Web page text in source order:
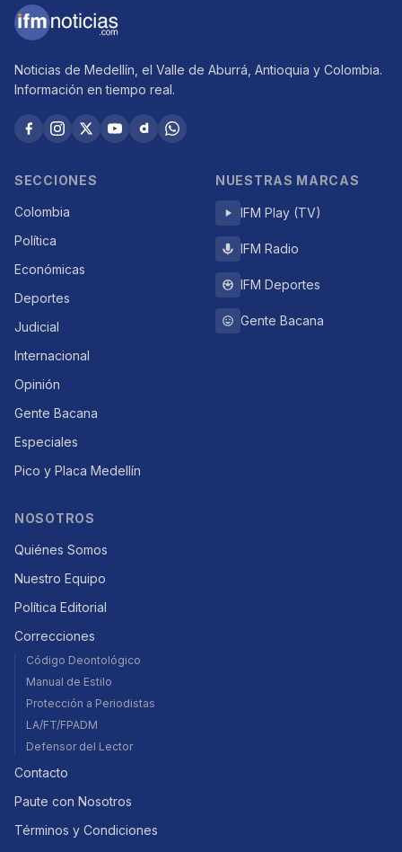
Noticias de Medellín, el Valle de Aburrá, Antioquia y Colombia.
Información en tiempo real.
SECCIONES
Colombia
Política
Económicas
Deportes
Judicial
Internacional
Opinión
Gente Bacana
Especiales
Pico y Placa Medellín
NUESTRAS MARCAS
IFM Play (TV)
IFM Radio
IFM Deportes
Gente Bacana
NOSOTROS
Quiénes Somos
Nuestro Equipo
Política Editorial
Correcciones
Código Deontológico
Manual de Estilo
Protección a Periodistas
LA/FT/FPADM
Defensor del Lector
Contacto
Paute con Nosotros
Términos y Condiciones